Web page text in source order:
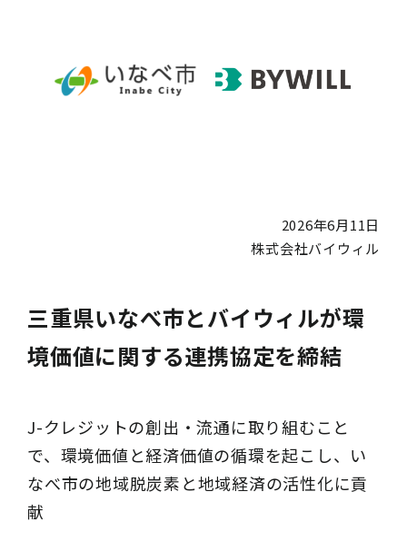
2026年6月11日
株式会社バイウィル
三重県いなべ市とバイウィルが環
境価値に関する連携協定を締結
J-クレジットの創出・流通に取り組むこと
で、環境価値と経済価値の循環を起こし、い
なべ市の地域脱炭素と地域経済の活性化に貢
献